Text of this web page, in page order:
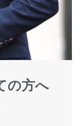
の方へ